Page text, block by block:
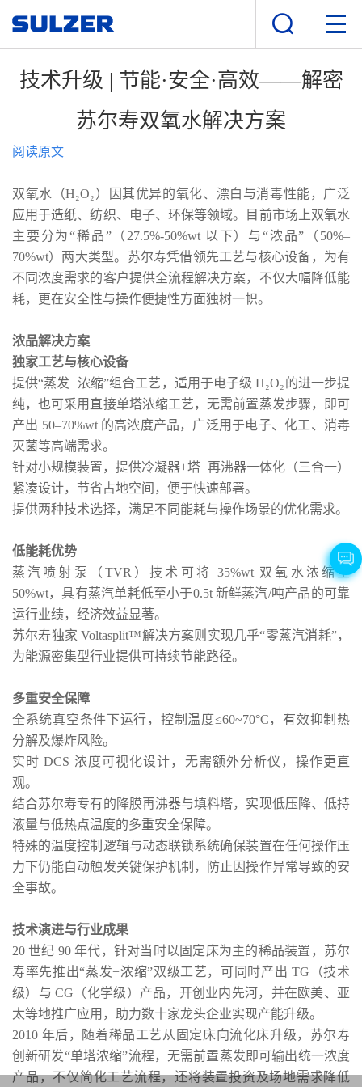
技术升级 | 节能·安全·高效——解密
苏尔寿双氧水解决方案
阅读原文
双氧水（H₂O₂）因其优异的氧化、漂白与消毒性能，广泛
应用于造纸、纺织、电子、环保等领域。目前市场上双氧水
主要分为“稀品”（27.5%-50%wt 以下）与“浓品”（50%–
70%wt）两大类型。苏尔寿凭借领先工艺与核心设备，为有
不同浓度需求的客户提供全流程解决方案，不仅大幅降低能
耗，更在安全性与操作便捷性方面独树一帜。
浓品解决方案
独家工艺与核心设备
提供“蒸发+浓缩”组合工艺，适用于电子级 H₂O₂的进一步提
纯，也可采用直接单塔浓缩工艺，无需前置蒸发步骤，即可
产出 50–70%wt 的高浓度产品，广泛用于电子、化工、消毒
灭菌等高端需求。
针对小规模装置，提供冷凝器+塔+再沸器一体化（三合一）
紧凑设计，节省占地空间，便于快速部署。
提供两种技术选择，满足不同能耗与操作场景的优化需求。
低能耗优势
蒸汽喷射泵（TVR）技术可将 35%wt 双氧水浓缩至
50%wt，具有蒸汽单耗低至小于0.5t 新鲜蒸汽/吨产品的可靠
运行业绩，经济效益显著。
苏尔寿独家 Voltasplit™解决方案则实现几乎“零蒸汽消耗”，
为能源密集型行业提供可持续节能路径。
多重安全保障
全系统真空条件下运行，控制温度≤60~70°C，有效抑制热
分解及爆炸风险。
实时 DCS 浓度可视化设计，无需额外分析仪，操作更直
观。
结合苏尔寿专有的降膜再沸器与填料塔，实现低压降、低持
液量与低热点温度的多重安全保障。
特殊的温度控制逻辑与动态联锁系统确保装置在任何操作压
力下仍能自动触发关键保护机制，防止因操作异常导致的安
全事故。
技术演进与行业成果
20 世纪 90 年代，针对当时以固定床为主的稀品装置，苏尔
寿率先推出“蒸发+浓缩”双级工艺，可同时产出 TG（技术
级）与 CG（化学级）产品，开创业内先河，并在欧美、亚
太等地推广应用，助力数十家龙头企业实现产能升级。
2010 年后，随着稀品工艺从固定床向流化床升级，苏尔寿
创新研发“单塔浓缩”流程，无需前置蒸发即可输出统一浓度
产品，不仅简化工艺流程，还将装置投资及场地需求降低